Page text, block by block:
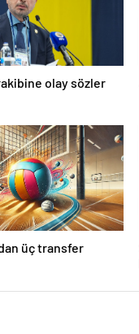
olay sözler
üç transfer